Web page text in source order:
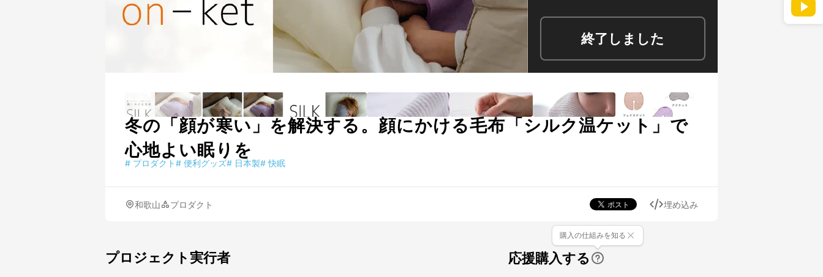
終了しました
冬の「顔が寒い」を解決する。顔にかける毛布「シルク温ケット」で
心地よい眠りを
# プロダクト# 便利グッズ# 日本製# 快眠
和歌山 プロダクト 埋め込み
プロジェクト実行者 応援購入する
購入の仕組みを知る